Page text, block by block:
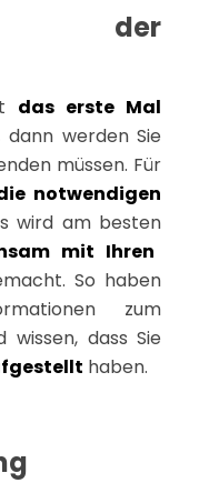
der
das erste Mal
dann werden Sie
müssen. Für
notwendigen
wird am besten
mit Ihren
So haben
zum
dass Sie
haben.